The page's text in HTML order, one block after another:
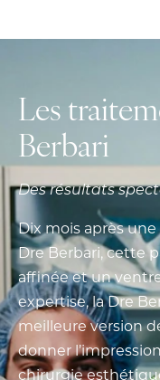
Les
Berbari
Des résultats
Dix mois après
Dre Berbari, cette
affinée et un
expertise, la Dre
meilleure version
donner
chirurgie